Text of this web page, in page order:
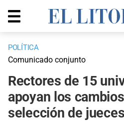
POLÍTICA
Comunicado conjunto
Rectores de 15
apoyan los
selección de jueces